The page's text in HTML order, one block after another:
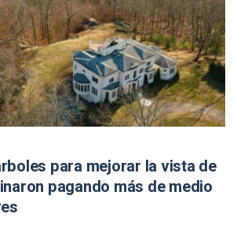
para mejorar la vista de
pagando más de medio